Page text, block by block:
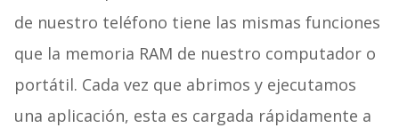
de nuestro teléfono tiene las mismas funciones
que la memoria RAM de nuestro computador o
portátil. Cada vez que abrimos y ejecutamos
una aplicación, esta es cargada rápidamente a